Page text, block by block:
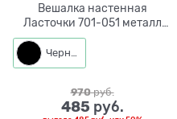
Вешалка настенная
Ласточки 701-051 металл
L=58 см
Черный
970 руб.
485 руб.